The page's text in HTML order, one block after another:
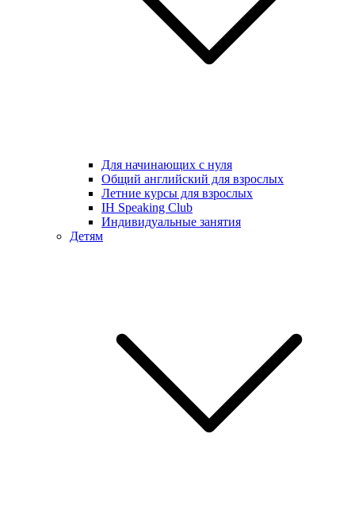
Для начинающих с нуля
Общий английский для взрослых
Летние курсы для взрослых
IH Speaking Club
Индивидуальные занятия
Детям